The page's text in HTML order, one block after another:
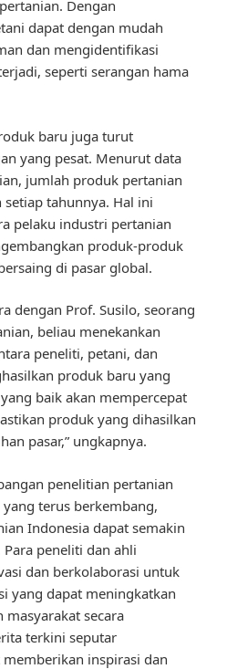
Dengan
dapat dengan mudah
dan mengidentifikasi
seperti serangan hama
baru juga turut
yang pesat. Menurut data
jumlah produk pertanian
tahunnya. Hal ini
pelaku industri pertanian
produk-produk
di pasar global.
dengan Prof. Susilo, seorang
beliau menekankan
peneliti, petani, dan
produk baru yang
baik akan mempercepat
produk yang dihasilkan
pasar,” ungkapnya.
penelitian pertanian
terus berkembang,
Indonesia dapat semakin
peneliti dan ahli
dan berkolaborasi untuk
yang dapat meningkatkan
masyarakat secara
terkini seputar
inspirasi dan